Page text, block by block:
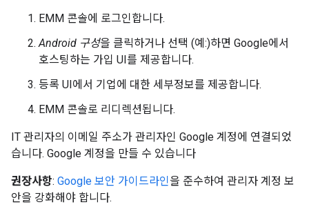
EMM 콘솔에 로그인합니다.
Android 구성을 클릭하거나 선택 (예:)하면 Google에서
호스팅하는 가입 UI를 제공합니다.
등록 UI에서 기업에 대한 세부정보를 제공합니다.
EMM 콘솔로 리디렉션됩니다.
IT 관리자의 이메일 주소가 관리자인 Google 계정에 연결되었
습니다. Google 계정을 만들 수 있습니다
권장사항: Google 보안 가이드라인을 준수하여 관리자 계정 보
안을 강화해야 합니다.